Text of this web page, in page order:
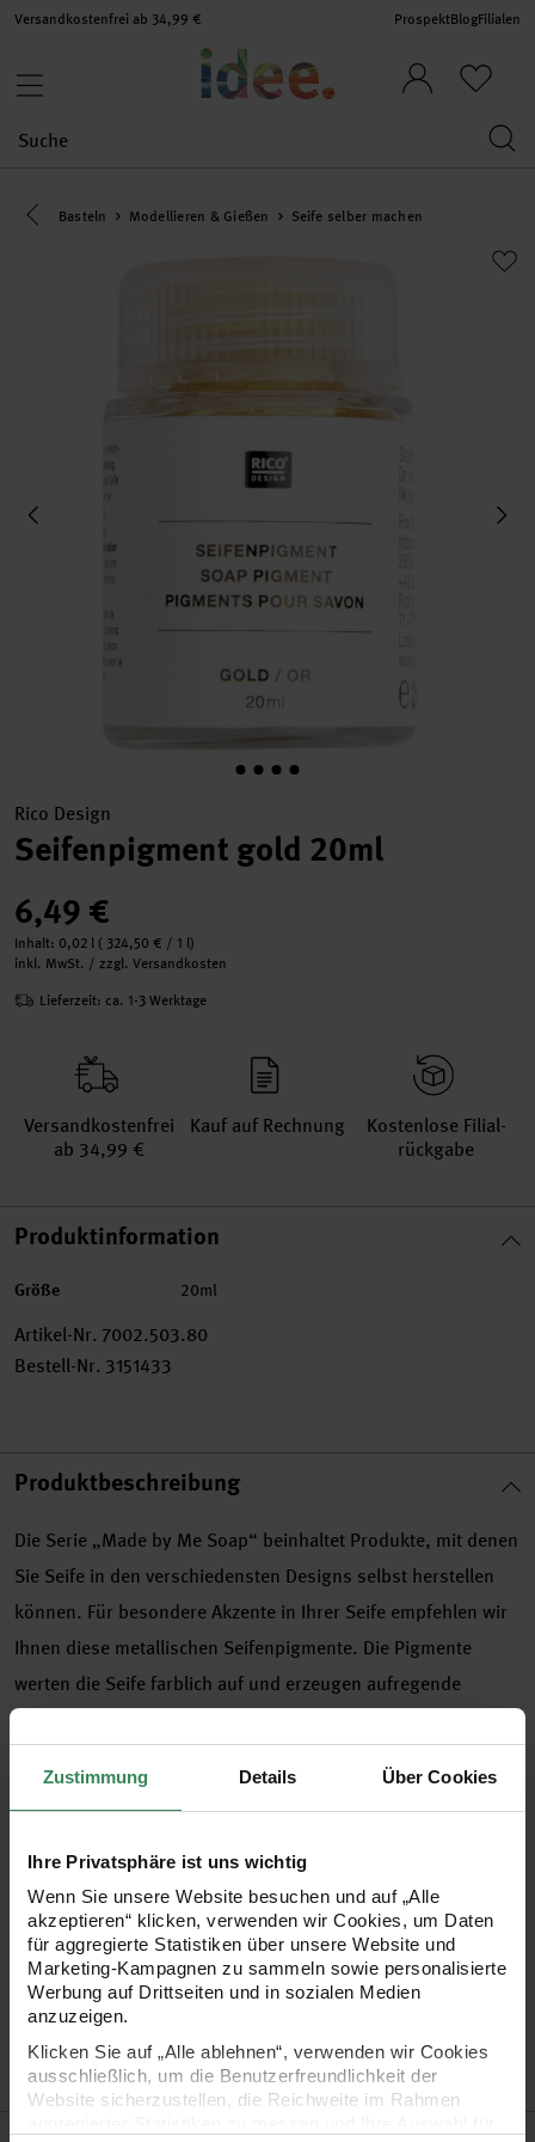
Zustimmung Details Über Cookies
Ihre Privatsphäre ist uns wichtig
Wenn Sie unsere Website besuchen und auf „Alle
akzeptieren“ klicken, verwenden wir Cookies, um Daten
für aggregierte Statistiken über unsere Website und
Marketing-Kampagnen zu sammeln sowie personalisierte
Werbung auf Drittseiten und in sozialen Medien
anzuzeigen.
Klicken Sie auf „Alle ablehnen“, verwenden wir Cookies
ausschließlich, um die Benutzerfreundlichkeit der
Website sicherzustellen, die Reichweite im Rahmen
Versandkostenfrei ab 34,99 € ProspektBlogFilialen
Eine Kategorie zurück navigieren
Basteln Modellieren & Gießen Seife selber machen
Rico Design
Seifenpigment gold 20ml
6,49 €
Inhalt: 0,02 l ( 324,50 € / 1 l)
inkl. MwSt. / zzgl. Versandkosten
Lieferzeit: ca. 1-3 Werktage
Versand­kosten­frei
ab 34,99 €
Kauf auf Rechnung
Kosten­lose Filial­
rückgabe
Produktinformation
Größe 20ml
Artikel-Nr. 7002.503.80
Bestell-Nr. 3151433
Produktbeschreibung
Die Serie „Made by Me Soap“ beinhaltet Produkte, mit denen
Sie Seife in den verschiedensten Designs selbst herstellen
können. Für besondere Akzente in Ihrer Seife empfehlen wir
Ihnen diese metallischen Seifenpigmente. Die Pigmente
werten die Seife farblich auf und erzeugen aufregende
verteilen. Abhängig von der Intensität geben Sie ein bis drei
können die Pigmente auch auf die getrockneten Seifenstücke
mit einem Pinsel auftragen. So erhält Ihre Seife ein schönes
Finish!
für schöne Schimmereffekte in der Seife
Seifenpigment „gold“
Inhalt: 20 ml